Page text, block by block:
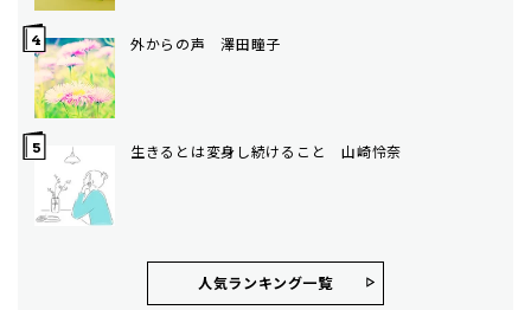
外からの声 澤田瞳子
生きるとは変身し続けること 山崎怜奈
人気ランキング⼀覧